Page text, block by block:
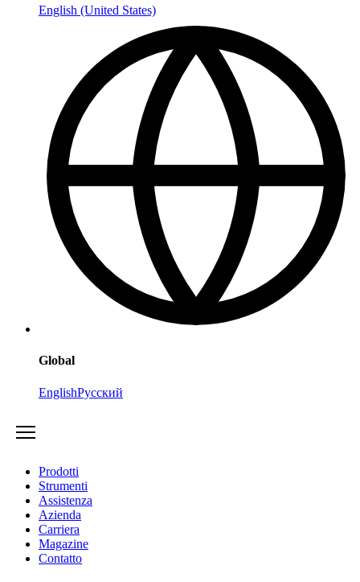
English (United States)
Global
EnglishРусский
Prodotti
Strumenti
Assistenza
Azienda
Carriera
Magazine
Contatto